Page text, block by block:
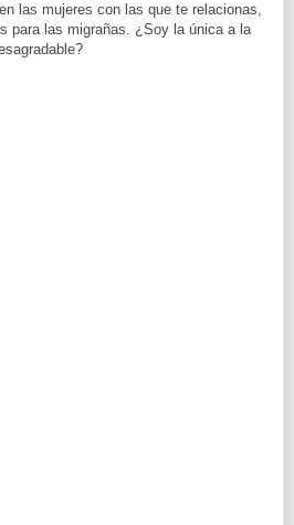
las mujeres con las que te relacionas,
para las migrañas. ¿Soy la única a la